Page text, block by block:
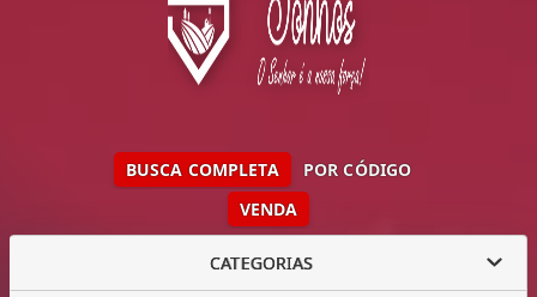
VENDA
BUSCA COMPLETA POR CÓDIGO
CATEGORIAS